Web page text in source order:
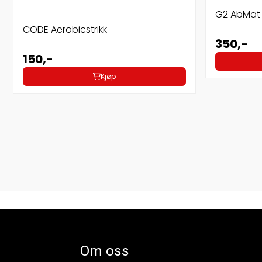
CODE Aerobicstrikk
150,-
Kjøp
G2 AbMat
350,-
Om oss